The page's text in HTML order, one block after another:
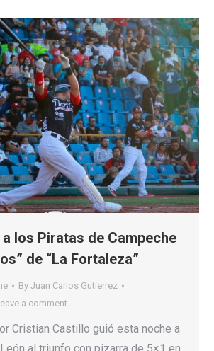
los Piratas de Campeche
de “La Fortaleza”
By Juan Carlos Gutierrez
a comment
Cristian Castillo guió esta noche a